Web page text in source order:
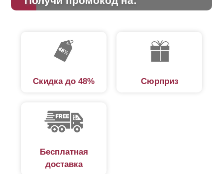
Скидка до 48% Сюрприз
Бесплатная
доставка